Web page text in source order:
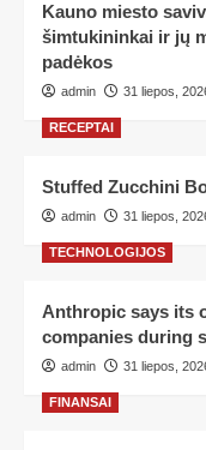
Kauno miesto
šimtukininkai ir jų
padėkos
admin 31 liepos,
RECEPTAI
Stuffed Zucchini
admin 31 liepos,
TECHNOLOGIJOS
Anthropic says its
companies during
admin 31 liepos,
FINANSAI